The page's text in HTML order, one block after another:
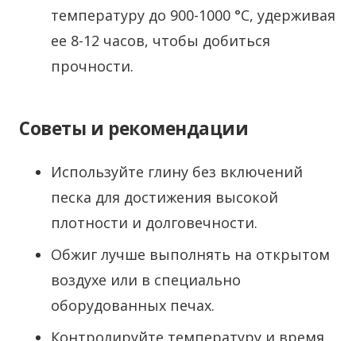
температуру до 900-1000 °C, удерживая
ее 8-12 часов, чтобы добиться
прочности.
Советы и рекомендации
Используйте глину без включений
песка для достижения высокой
плотности и долговечности.
Обжиг лучше выполнять на открытом
воздухе или в специально
оборудованных печах.
Контролируйте температуру и время